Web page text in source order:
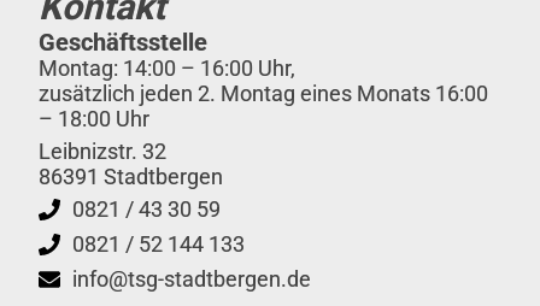
Geschäftsstelle
Montag: 14:00 – 16:00 Uhr,
zusätzlich jeden 2. Montag eines Monats 16:00
– 18:00 Uhr
Leibnizstr. 32
86391 Stadtbergen
0821 / 43 30 59
0821 / 52 144 133
info@tsg-stadtbergen.de